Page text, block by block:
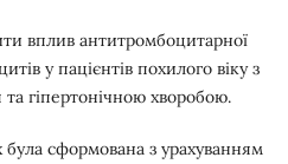
вплив антитромбоцитарної
у пацієнтів похилого віку з
гіпертонічною хворобою.
сформована з урахуванням